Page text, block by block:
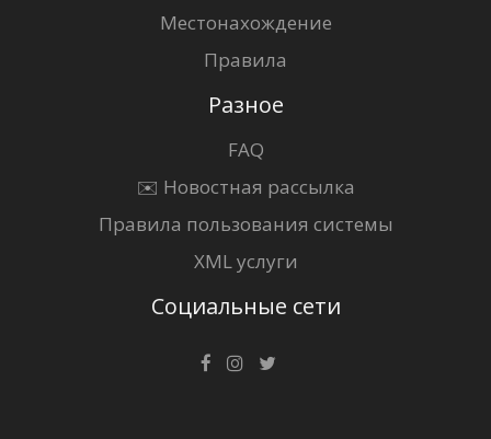
Местонахождение
Правила
Разное
FAQ
✉️ Новостная рассылка
Правила пользования системы
XML услуги
Социальные сети